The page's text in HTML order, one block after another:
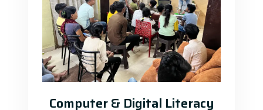
Computer & Digital Literacy